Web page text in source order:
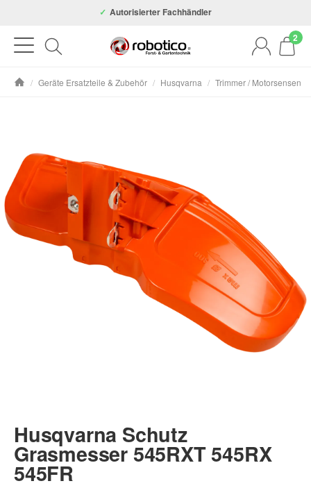
Autorisierter Fachhändler
2
/ Geräte Ersatzteile & Zubehör / Husqvarna / Trimmer / Motorsensen
Husqvarna Schutz
Grasmesser 545RXT 545RX
545FR